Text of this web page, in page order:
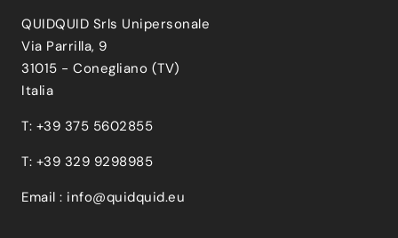
QUIDQUID Srls Unipersonale
Via Parrilla, 9
31015 - Conegliano (TV)
Italia
T: +39 375 5602855
T: +39 329 9298985
Email : info@quidquid.eu